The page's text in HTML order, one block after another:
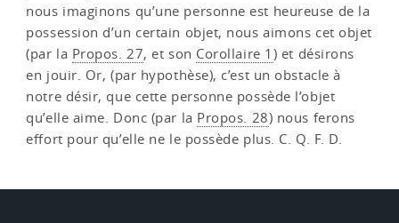
nous imaginons qu’une personne est heureuse de la
possession d’un certain objet, nous aimons cet objet
(par la Propos. 27, et son Corollaire 1 ) et désirons
en jouir. Or, (par hypothèse), c’est un obstacle à
notre désir, que cette personne possède l’objet
qu’elle aime. Donc (par la Propos. 28) nous ferons
effort pour qu’elle ne le possède plus. C. Q. F. D.